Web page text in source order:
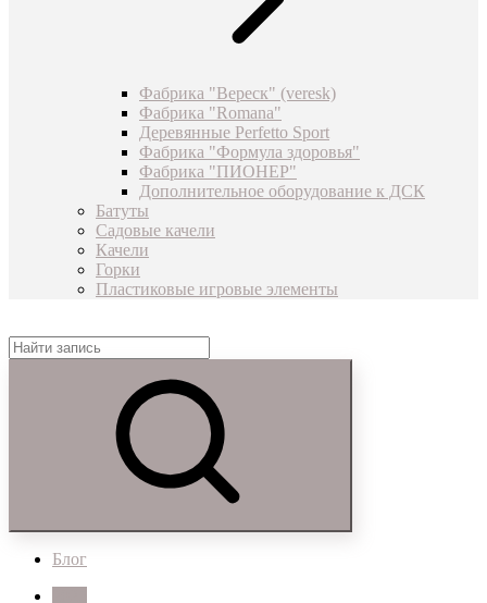
Фабрика "Вереск" (veresk)
Фабрика "Romana"
Деревянные Perfetto Sport
Фабрика "Формула здоровья"
Фабрика "ПИОНЕР"
Дополнительное оборудование к ДСК
Батуты
Садовые качели
Качели
Горки
Пластиковые игровые элементы
Блог